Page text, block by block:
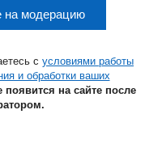
на модерацию
с условиями работы
и обработки ваших
на сайте после